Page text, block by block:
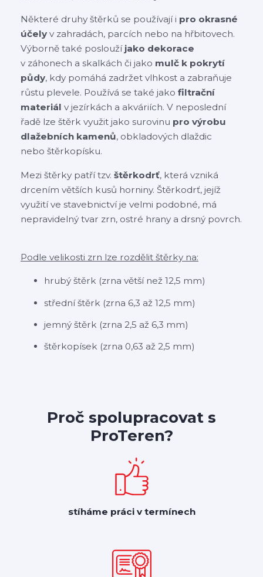
Některé druhy štěrků se používají i pro okrasné
účely v zahradách, parcích nebo na hřbitovech.
Výborně také poslouží jako dekorace
v záhonech a skalkách či jako mulč k pokrytí
půdy, kdy pomáhá zadržet vlhkost a zabraňuje
růstu plevele. Používá se také jako filtrační
materiál v jezírkách a akváriích. V neposlední
řadě lze štěrk využit jako surovinu pro výrobu
dlažebních kamenů, obkladových dlaždic
nebo štěrkopísku.
Mezi štěrky patří tzv. štěrkodrť, která vzniká
drcením větších kusů horniny. Štěrkodrť, jejíž
využití ve stavebnictví je velmi podobné, má
nepravidelný tvar zrn, ostré hrany a drsný povrch.
Podle velikosti zrn lze rozdělit štěrky na:
hrubý štěrk (zrna větší než 12,5 mm)
střední štěrk (zrna 6,3 až 12,5 mm)
jemný štěrk (zrna 2,5 až 6,3 mm)
štěrkopísek (zrna 0,63 až 2,5 mm)
Proč spolupracovat s
ProTeren?
stíháme práci v termínech